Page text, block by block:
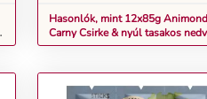
Hasonlók, mint 12x85g
Carny Csirke & nyúl tasakos
macskatáp- Csirke & nyúl